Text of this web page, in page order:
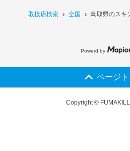
取扱店検索 全国 鳥取県のスキ
Powerd by
ページ
Copyright ©